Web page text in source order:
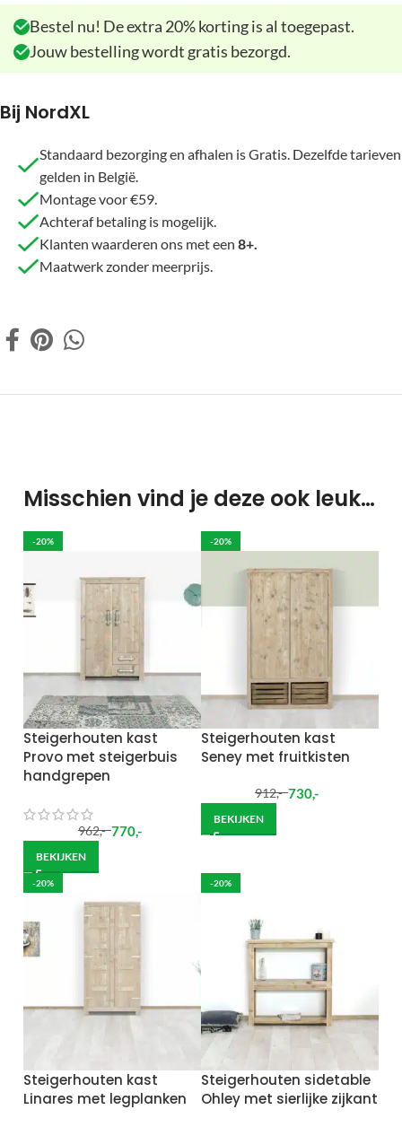
Bestel nu! De extra 20% korting is al toegepast.
Jouw bestelling wordt gratis bezorgd.
Bij NordXL
Standaard bezorging en afhalen is Gratis. Dezelfde tarieven
gelden in België.
Montage voor €59.
Achteraf betaling is mogelijk.
Klanten waarderen ons met een 8+.
Maatwerk zonder meerprijs.
Misschien vind je deze ook leuk…
-20%
Steigerhouten kast
Provo met steigerbuis
handgrepen
962,- 770,-
BEKIJKEN
-20%
Steigerhouten kast
Seney met fruitkisten
912,- 730,-
BEKIJKEN
-20%
Steigerhouten kast
Linares met legplanken
-20%
Steigerhouten sidetable
Ohley met sierlijke zijkant